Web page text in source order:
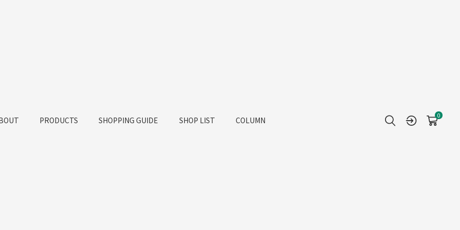
PRODUCTS SHOPPING GUIDE SHOP LIST COLUMN 0